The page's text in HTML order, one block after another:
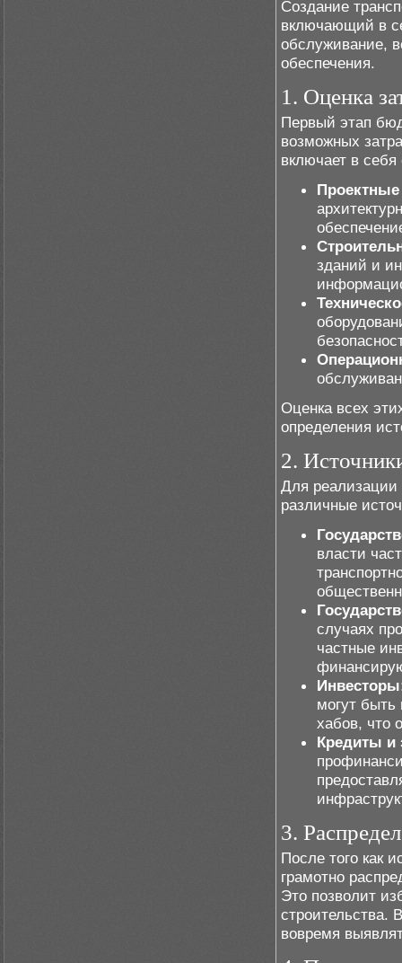
Создание
включающий в
обслуживание,
обеспечения.
1. Оценка
Первый этап
возможных
включает в
зданий и
Оценка всех
определения
2.
Для реализации
различные
власти
случаях
частные
могут быть
хабов, что
Кредиты
3.
После того как
грамотно
Это позволит
строительства.
вовремя